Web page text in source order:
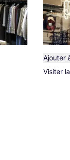
Ajouter
Visiter